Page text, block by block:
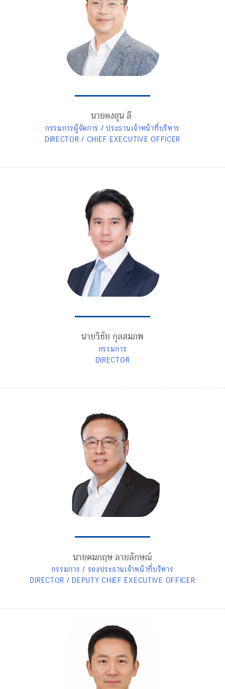
นายดงฮุน ลี
กรรมการผู้จัดการ / ประธานเจ้าหน้าที่บริหาร
DIRECTOR / CHIEF EXECUTIVE OFFICER
นายวิชัย กุลสมภพ
กรรมการ
DIRECTOR
นายคมกฤษ ลายลักษณ์
กรรมการ / รองประธานเจ้าหน้าที่บริหาร
DIRECTOR / DEPUTY CHIEF EXECUTIVE OFFICER